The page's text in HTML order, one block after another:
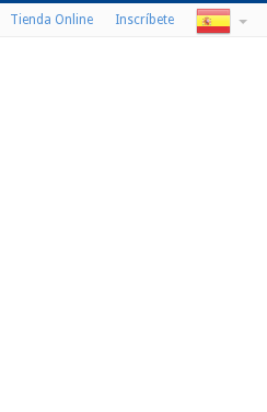
Tienda Online Inscríbete